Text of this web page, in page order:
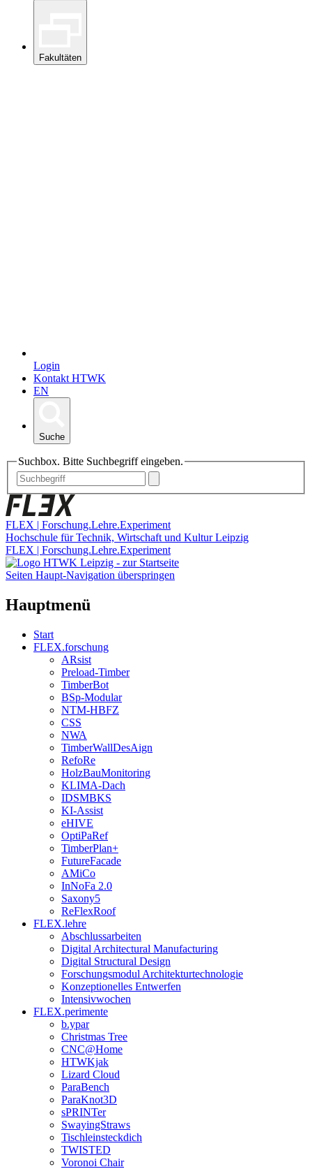
Fakultäten
Login
Kontakt HTWK
EN
Suche
Suchbox. Bitte Suchbegriff eingeben.
FLEX | Forschung.Lehre.Experiment
Hochschule für Technik, Wirtschaft und Kultur Leipzig
FLEX | Forschung.Lehre.Experiment
Seiten Haupt-Navigation überspringen
Hauptmenü
Start
FLEX.forschung
ARsist
Preload-Timber
TimberBot
BSp-Modular
NTM-HBFZ
CSS
NWA
TimberWallDesAign
RefoRe
HolzBauMonitoring
KLIMA-Dach
IDSMBKS
KI-Assist
eHIVE
OptiPaRef
TimberPlan+
FutureFacade
AMiCo
InNoFa 2.0
Saxony5
ReFlexRoof
FLEX.lehre
Abschlussarbeiten
Digital Architectural Manufacturing
Digital Structural Design
Forschungsmodul Architekturtechnologie
Konzeptionelles Entwerfen
Intensivwochen
FLEX.perimente
b.ypar
Christmas Tree
CNC@Home
HTWKjak
Lizard Cloud
ParaBench
ParaKnot3D
sPRINTer
SwayingStraws
Tischleinsteckdich
TWISTED
Voronoi Chair